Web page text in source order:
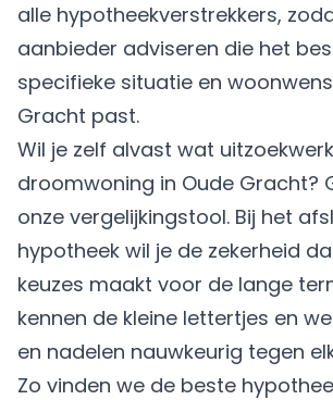
alle hypotheekverstrekkers,
aanbieder adviseren die het
specifieke situatie en
Gracht past.
Wil je zelf alvast wat
droomwoning in Oude Gracht?
onze vergelijkingstool. Bij het
hypotheek wil je de zekerheid
keuzes maakt voor de lange
kennen de kleine lettertjes en
en nadelen nauwkeurig tegen
Zo vinden we de beste